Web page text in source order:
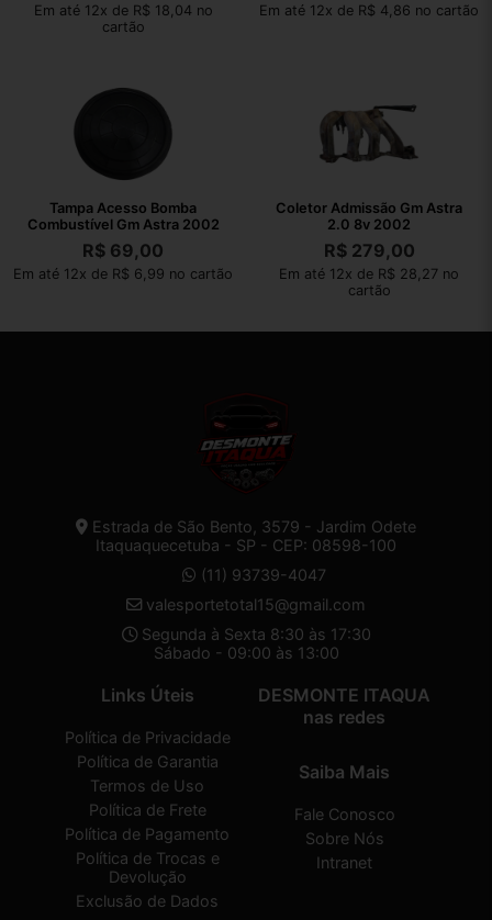
Em até 12x de R$ 18,04 no
cartão
Em até 12x de R$ 4,86 no cartão
Tampa Acesso Bomba
Combustível Gm Astra 2002
R$ 69,00
Em até 12x de R$ 6,99 no cartão
Coletor Admissão Gm Astra
2.0 8v 2002
R$279,00
Em até 12x de R$ 28,27 no
cartão
Estrada de São Bento, 3579 - Jardim Odete
Itaquaquecetuba - SP - CEP: 08598-100
(11) 93739-4047
valesportetotal15@gmail.com
Segunda à Sexta 8:30 às 17:30
Sábado - 09:00 às 13:00
Links Úteis
Política de Privacidade
Política de Garantia
Termos de Uso
Política de Frete
Política de Pagamento
Política de Trocas e
Devolução
Exclusão de Dados
DESMONTE ITAQUA
nas redes
Saiba Mais
Fale Conosco
Sobre Nós
Intranet